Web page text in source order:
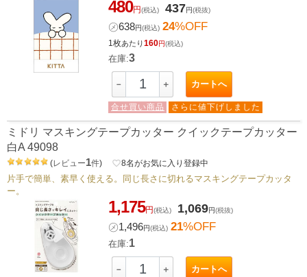
480円(税込) 437円(税抜)
㋱638円(税込) 24%OFF
1枚あたり160円(税込)
在庫:3
－ ＋ カートへ
合せ買い商品 さらに値下げしました
ミドリ マスキングテープカッター クイックテープカッター
白A 49098
(レビュー1件) favorite_border8名がお気に入り登録中
片手で簡単、素早く使える。同じ長さに切れるマスキングテープカッタ
ー。
1,175円(税込) 1,069円(税抜)
㋱1,496円(税込) 21%OFF
在庫:1
－ ＋ カートへ